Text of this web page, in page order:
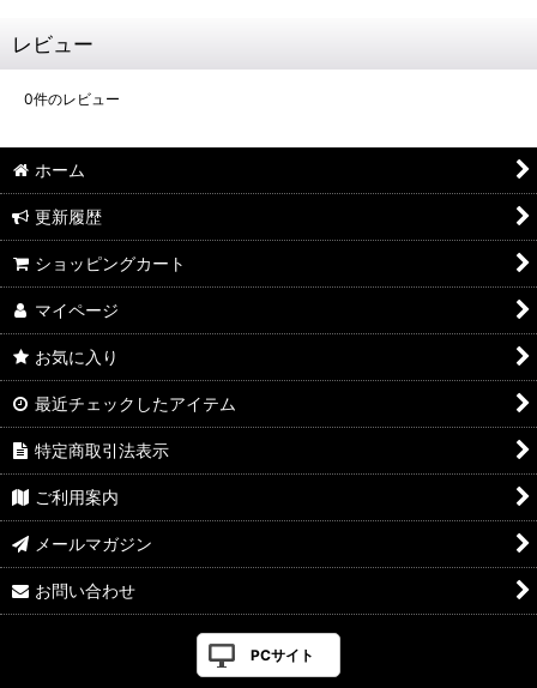
レビュー
0件のレビュー
ホーム
更新履歴
ショッピングカート
マイページ
お気に入り
最近チェックしたアイテム
特定商取引法表示
ご利用案内
メールマガジン
お問い合わせ
PCサイト